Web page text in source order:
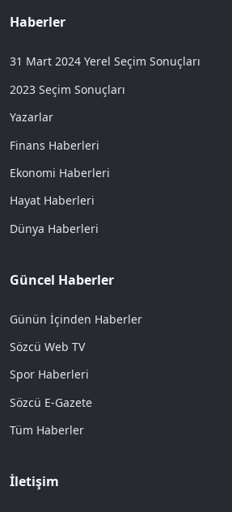
Haberler
31 Mart 2024 Yerel Seçim Sonuçları
2023 Seçim Sonuçları
Yazarlar
Finans Haberleri
Ekonomi Haberleri
Hayat Haberleri
Dünya Haberleri
Güncel Haberler
Günün İçinden Haberler
Sözcü Web TV
Spor Haberleri
Sözcü E-Gazete
Tüm Haberler
İletişim